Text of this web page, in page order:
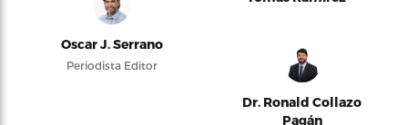
Oscar J. Serrano
Periodista Editor
Dr. Ronald Collazo
Pagán